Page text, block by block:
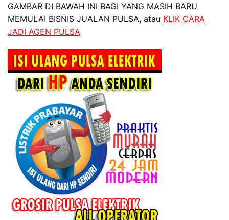
GAMBAR DI BAWAH INI BAGI YANG MASIH BARU
MEMULAI BISNIS JUALAN PULSA, atau KLIK CARA
JADI AGEN PULSA